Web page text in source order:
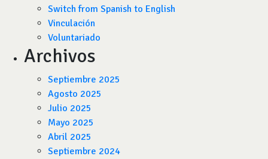
Switch from Spanish to English
Vinculación
Voluntariado
Archivos
Septiembre 2025
Agosto 2025
Julio 2025
Mayo 2025
Abril 2025
Septiembre 2024